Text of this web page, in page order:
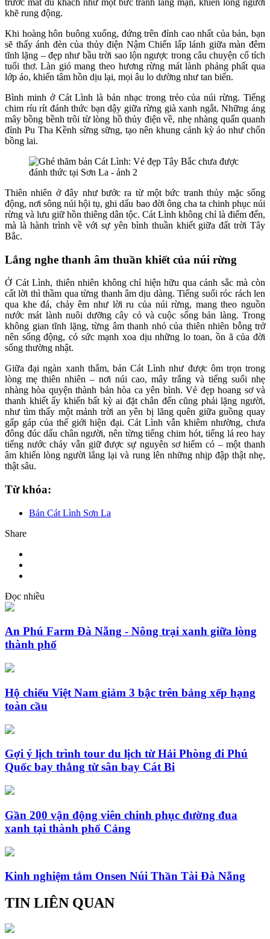
khẽ rung động.
Khi hoàng hôn buông xuống, đứng trên đỉnh cao nhất của bản, bạn
sẽ thấy ánh đèn của thủy điện Nậm Chiến lấp lánh giữa màn đêm
tĩnh lặng – đẹp như bầu trời sao lộn ngược trong câu chuyện cổ tích
tuổi thơ. Làn gió mang theo hương rừng mát lành phảng phất qua
lớp áo, khiến tâm hồn dịu lại, mọi âu lo dường như tan biến.
Bình minh ở Cát Lình là bản nhạc trong trẻo của núi rừng. Tiếng
chim ríu rít đánh thức bạn dậy giữa rừng già xanh ngắt. Những áng
mây bồng bềnh trôi từ lòng hồ thủy điện về, nhẹ nhàng quấn quanh
đỉnh Pu Tha Kềnh sừng sững, tạo nên khung cảnh kỳ ảo như chốn
bồng lai.
Thiên nhiên ở đây như bước ra từ một bức tranh thủy mặc sống
động, nơi sông núi hội tụ, ghi dấu bao đời ông cha ta chinh phục núi
rừng và lưu giữ hồn thiêng dân tộc. Cát Lình không chỉ là điểm đến,
mà là hành trình về với sự yên bình thuần khiết giữa đất trời Tây
Bắc.
Lắng nghe thanh âm thuần khiết của núi rừng
Ở Cát Lình, thiên nhiên không chỉ hiện hữu qua cảnh sắc mà còn
cất lời thì thầm qua từng thanh âm dịu dàng. Tiếng suối róc rách len
qua khe đá, chảy êm như lời ru của núi rừng, mang theo nguồn
nước mát lành nuôi dưỡng cây cỏ và cuộc sống bản làng. Trong
không gian tĩnh lặng, từng âm thanh nhỏ của thiên nhiên bỗng trở
nên sống động, có sức mạnh xoa dịu những lo toan, ồn ã của đời
sống thường nhật.
Giữa đại ngàn xanh thẳm, bản Cát Lình như được ôm trọn trong
lòng mẹ thiên nhiên – nơi núi cao, mây trắng và tiếng suối nhẹ
nhàng hòa quyện thành bản hòa ca yên bình. Vẻ đẹp hoang sơ và
thanh khiết ấy khiến bất kỳ ai đặt chân đến cũng phải lặng người,
như tìm thấy một mảnh trời an yên bị lãng quên giữa guồng quay
gấp gáp của thế giới hiện đại. Cát Lình vẫn khiêm nhường, chưa
đông đúc dấu chân người, nên từng tiếng chim hót, tiếng lá reo hay
tiếng nước chảy vẫn giữ được sự nguyên sơ hiếm có – một thanh
âm khiến lòng người lắng lại và rung lên những nhịp đập thật nhẹ,
thật sâu.
Từ khóa:
Bản Cát Lình Sơn La
Share
Đọc nhiều
An Phú Farm Đà Nẵng - Nông trại xanh giữa lòng
thành phố
Hộ chiếu Việt Nam giảm 3 bậc trên bảng xếp hạng
toàn cầu
Gợi ý lịch trình tour du lịch từ Hải Phòng đi Phú
Quốc bay thẳng từ sân bay Cát Bi
Gần 200 vận động viên chinh phục đường đua
xanh tại thành phố Cảng
Kinh nghiệm tắm Onsen Núi Thần Tài Đà Nẵng
TIN LIÊN QUAN